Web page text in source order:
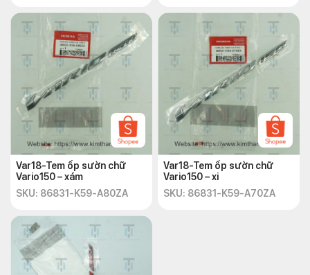
Var18-Tem ốp sườn chữ
Vario150 – xám
SKU: 86831-K59-A80ZA
Var18-Tem ốp sườn chữ
Vario150 – xi
SKU: 86831-K59-A70ZA